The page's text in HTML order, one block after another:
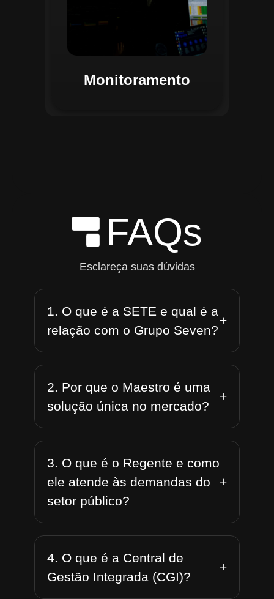
Monitoramento
FAQs
Esclareça suas dúvidas
1. O que é a SETE e qual é a
relação com o Grupo Seven?
+
2. Por que o Maestro é uma
solução única no mercado?
+
3. O que é o Regente e como
ele atende às demandas do
setor público?
+
4. O que é a Central de
Gestão Integrada (CGI)?
+